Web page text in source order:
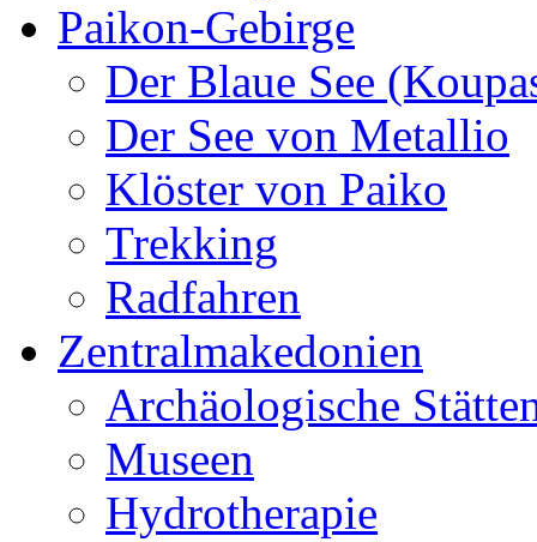
Paikon-Gebirge
Der Blaue See
Der See von Metallio
Klöster von Paiko
Trekking
Radfahren
Zentralmakedonien
Archäologische
Museen
Hydrotherapie